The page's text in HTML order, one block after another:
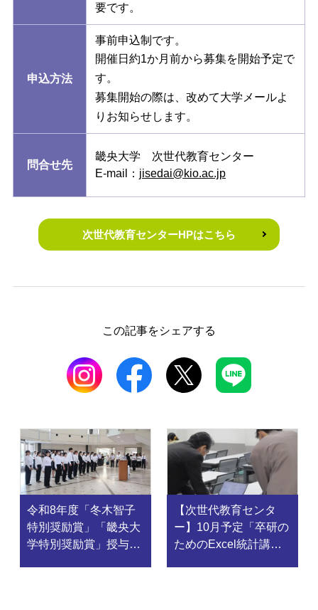
要です。
申込方法
事前申込制です。
開催日約1か月前から募集を開始予定で
す。
募集開始の際は、改めて大学メールよ
りお知らせします。
問合せ先
畿央大学 次世代教育センター
E-mail： jisedai@kio.ac.jp
次世代教育センターHPはこちら
この記事をシェアする
【次世代教育センタ
ー】10月予定「卒研の
ためのExcel統計講
令和8年度「冬木智子
特別奨励賞」「畿央大
学特別奨励賞」授与式